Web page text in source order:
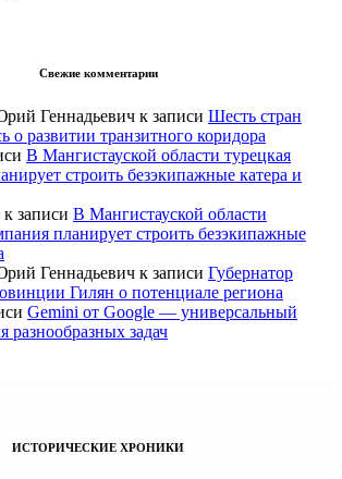
Свежие комментарии
Геннадьевич к записи Шесть стран
о развитии транзитного коридора
В Мангистауской области турецкая
строить безэкипажные катера и
к записи В Мангистауской области
планирует строить безэкипажные
Геннадьевич к записи Губернатор
Гилян о потенциале региона
Gemini от Google — универсальный
разнообразных задач
ИСТОРИЧЕСКИЕ ХРОНИКИ